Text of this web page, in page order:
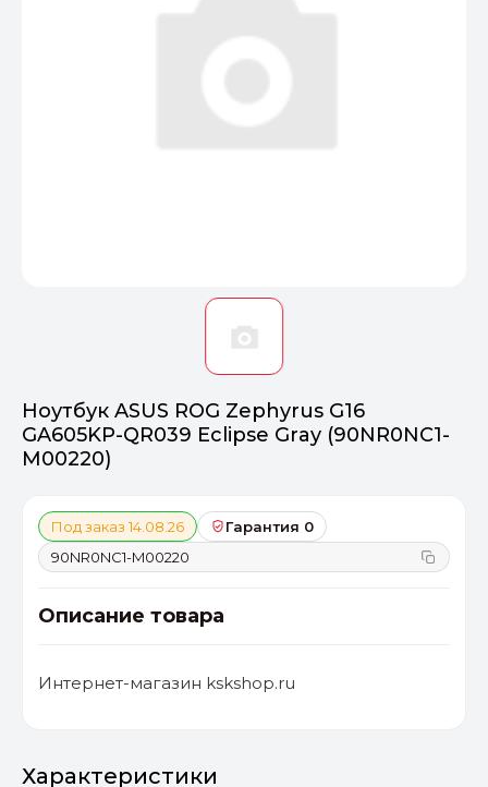
Ноутбук ASUS ROG Zephyrus G16
GA605KP-QR039 Eclipse Gray (90NR0NC1-
M00220)
Под заказ 14.08.26
Гарантия 0
90NR0NC1-M00220
Описание товара
Интернет-магазин kskshop.ru
Характеристики